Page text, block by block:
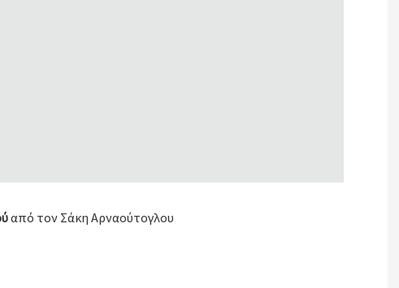
από τον Σάκη Αρναούτογλου